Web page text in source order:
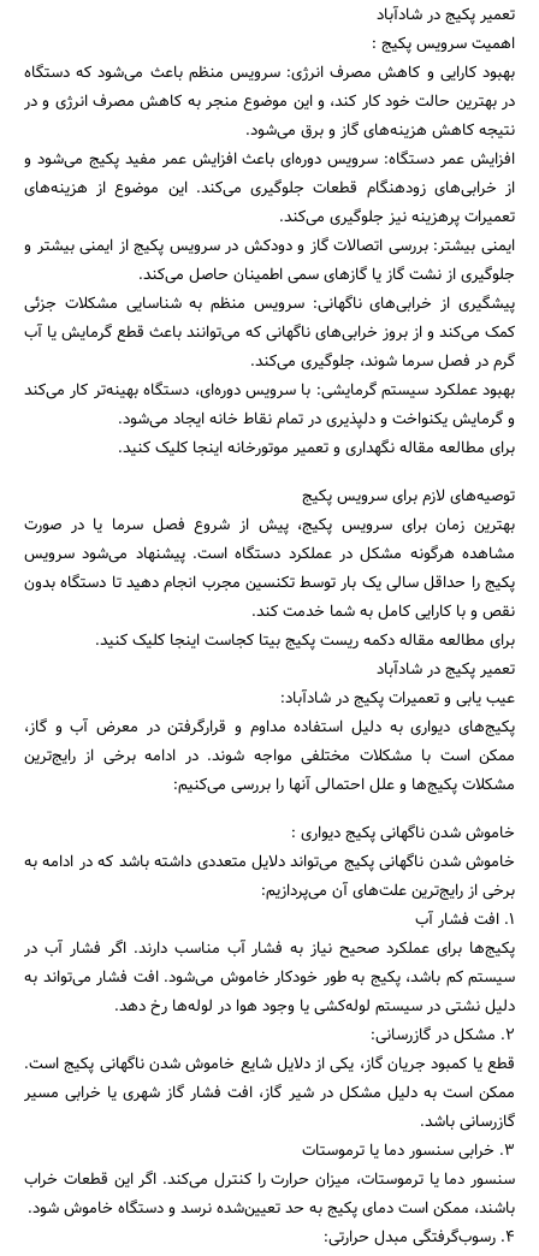
تعمیر پکیج در شادآباد
اهمیت سرویس پکیج :
بهبود کارایی و کاهش مصرف انرژی: سرویس منظم باعث می‌شود که دستگاه
در بهترین حالت خود کار کند، و این موضوع منجر به کاهش مصرف انرژی و در
نتیجه کاهش هزینه‌های گاز و برق می‌شود.
افزایش عمر دستگاه: سرویس دوره‌ای باعث افزایش عمر مفید پکیج می‌شود و
از خرابی‌های زودهنگام قطعات جلوگیری می‌کند. این موضوع از هزینه‌های
تعمیرات پرهزینه نیز جلوگیری می‌کند.
ایمنی بیشتر: بررسی اتصالات گاز و دودکش در سرویس پکیج از ایمنی بیشتر و
جلوگیری از نشت گاز یا گازهای سمی اطمینان حاصل می‌کند.
پیشگیری از خرابی‌های ناگهانی: سرویس منظم به شناسایی مشکلات جزئی
کمک می‌کند و از بروز خرابی‌های ناگهانی که می‌توانند باعث قطع گرمایش یا آب
گرم در فصل سرما شوند، جلوگیری می‌کند.
بهبود عملکرد سیستم گرمایشی: با سرویس دوره‌ای، دستگاه بهینه‌تر کار می‌کند
و گرمایش یکنواخت و دلپذیری در تمام نقاط خانه ایجاد می‌شود.
برای مطالعه مقاله نگهداری و تعمیر موتورخانه اینجا کلیک کنید.
توصیه‌های لازم برای سرویس پکیج
بهترین زمان برای سرویس پکیج، پیش از شروع فصل سرما یا در صورت
مشاهده هرگونه مشکل در عملکرد دستگاه است. پیشنهاد می‌شود سرویس
پکیج را حداقل سالی یک بار توسط تکنسین مجرب انجام دهید تا دستگاه بدون
نقص و با کارایی کامل به شما خدمت کند.
برای مطالعه مقاله دکمه ریست پکیج بیتا کجاست اینجا کلیک کنید.
تعمیر پکیج در شادآباد
عیب یابی و تعمیرات پکیج در شادآباد:
پکیج‌های دیواری به دلیل استفاده مداوم و قرارگرفتن در معرض آب و گاز،
ممکن است با مشکلات مختلفی مواجه شوند. در ادامه برخی از رایج‌ترین
مشکلات پکیج‌ها و علل احتمالی آنها را بررسی می‌کنیم:
خاموش شدن ناگهانی پکیج دیواری :
خاموش شدن ناگهانی پکیج می‌تواند دلایل متعددی داشته باشد که در ادامه به
برخی از رایج‌ترین علت‌های آن می‌پردازیم:
۱. افت فشار آب
پکیج‌ها برای عملکرد صحیح نیاز به فشار آب مناسب دارند. اگر فشار آب در
سیستم کم باشد، پکیج به طور خودکار خاموش می‌شود. افت فشار می‌تواند به
دلیل نشتی در سیستم لوله‌کشی یا وجود هوا در لوله‌ها رخ دهد.
۲. مشکل در گازرسانی:
قطع یا کمبود جریان گاز، یکی از دلایل شایع خاموش شدن ناگهانی پکیج است.
ممکن است به دلیل مشکل در شیر گاز، افت فشار گاز شهری یا خرابی مسیر
گازرسانی باشد.
۳. خرابی سنسور دما یا ترموستات
سنسور دما یا ترموستات، میزان حرارت را کنترل می‌کند. اگر این قطعات خراب
باشند، ممکن است دمای پکیج به حد تعیین‌شده نرسد و دستگاه خاموش شود.
۴. رسوب‌گرفتگی مبدل حرارتی: